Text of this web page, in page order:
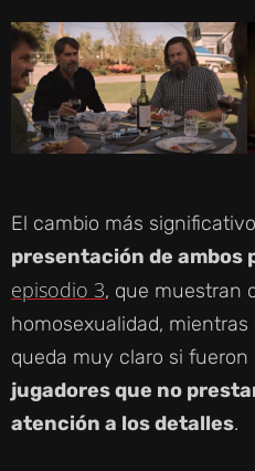
El cambio más
presentación de ambos
episodio 3, que muestran
homosexualidad,
queda muy claro si fueron
jugadores que no
atención a los detalles.